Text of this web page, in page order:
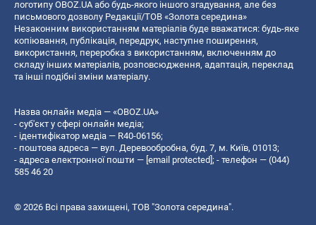
логотипу OBOZ.UA або будь-якого іншого згадування, але без
письмового дозволу Редакції/ТОВ «Золота середина»
Незаконним використанням матеріалів буде вважатися: будь-яке
копiювання, публiкацiя, передрук, наступне поширення,
використання, переробка з використанням, включенням до
складу інших матеріалів, розповсюдження, адаптація, переклад
та інші подібні зміни матеріалу.
Назва онлайн медіа — «OBOZ.UA»
- суб'єкт у сфері онлайн медіа;
- ідентифікатор медіа — R40-06156;
- поштова адреса — вул. Деревообробна, буд. 7, м. Київ, 01013;
- адреса електронної пошти — [email protected]; - телефон — (044)
585 46 20
© 2026 Всі права захищені, ТОВ "Золота середина".